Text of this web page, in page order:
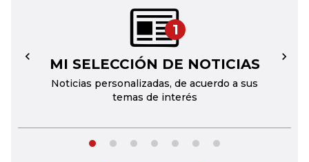
1
MI SELECCIÓN DE NOTICIAS
Noticias personalizadas, de acuerdo a sus
temas de interés
← →